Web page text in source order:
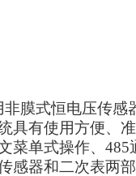
膜式恒电压传
具有使用方便、
菜单式操作、
感器和二次表两